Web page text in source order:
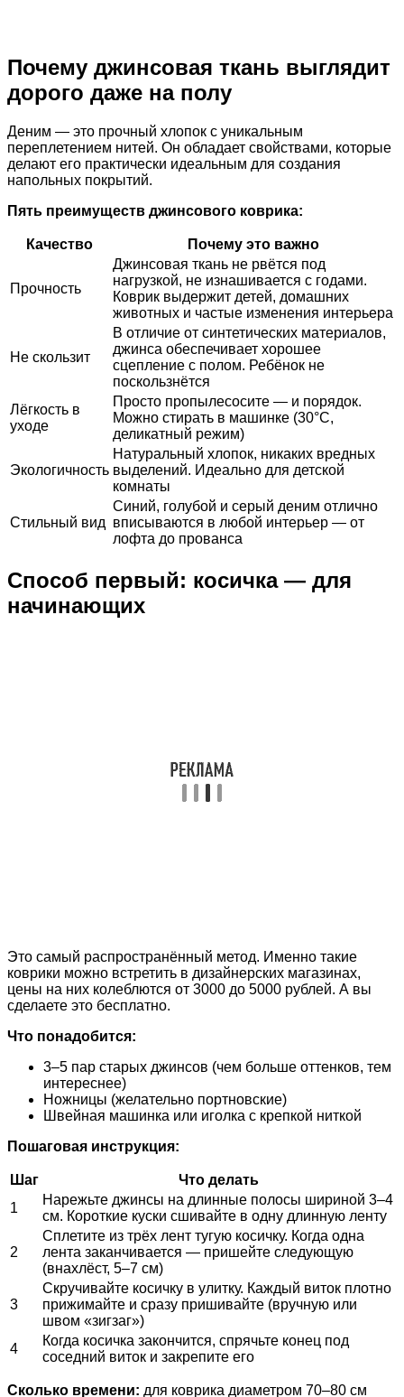
Почему джинсовая ткань выглядит
дорого даже на полу
Деним — это прочный хлопок с уникальным
переплетением нитей. Он обладает свойствами, которые
делают его практически идеальным для создания
напольных покрытий.
Пять преимуществ джинсового коврика:
Качество Почему это важно
Прочность
Джинсовая ткань не рвётся под
нагрузкой, не изнашивается с годами.
Коврик выдержит детей, домашних
животных и частые изменения интерьера
Не скользит
В отличие от синтетических материалов,
джинса обеспечивает хорошее
сцепление с полом. Ребёнок не
поскользнётся
Лёгкость в
уходе
Просто пропылесосите — и порядок.
Можно стирать в машинке (30°C,
деликатный режим)
Экологичность
Натуральный хлопок, никаких вредных
выделений. Идеально для детской
комнаты
Стильный вид
Синий, голубой и серый деним отлично
вписываются в любой интерьер — от
лофта до прованса
Способ первый: косичка — для
начинающих
Это самый распространённый метод. Именно такие
коврики можно встретить в дизайнерских магазинах,
цены на них колеблются от 3000 до 5000 рублей. А вы
сделаете это бесплатно.
Что понадобится:
3–5 пар старых джинсов (чем больше оттенков, тем
интереснее)
Ножницы (желательно портновские)
Швейная машинка или иголка с крепкой ниткой
Пошаговая инструкция:
Шаг
Что делать
1
Нарежьте джинсы на длинные полосы шириной 3–4
см. Короткие куски сшивайте в одну длинную ленту
2
Сплетите из трёх лент тугую косичку. Когда одна
лента заканчивается — пришейте следующую
(внахлёст, 5–7 см)
3
Скручивайте косичку в улитку. Каждый виток плотно
прижимайте и сразу пришивайте (вручную или
швом «зигзаг»)
4
Когда косичка закончится, спрячьте конец под
соседний виток и закрепите его
Сколько времени: для коврика диаметром 70–80 см